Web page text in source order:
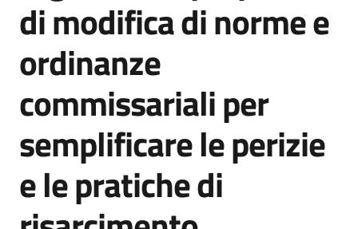
di modifica di norme e
ordinanze
commissariali per
semplificare le perizie
e le pratiche di